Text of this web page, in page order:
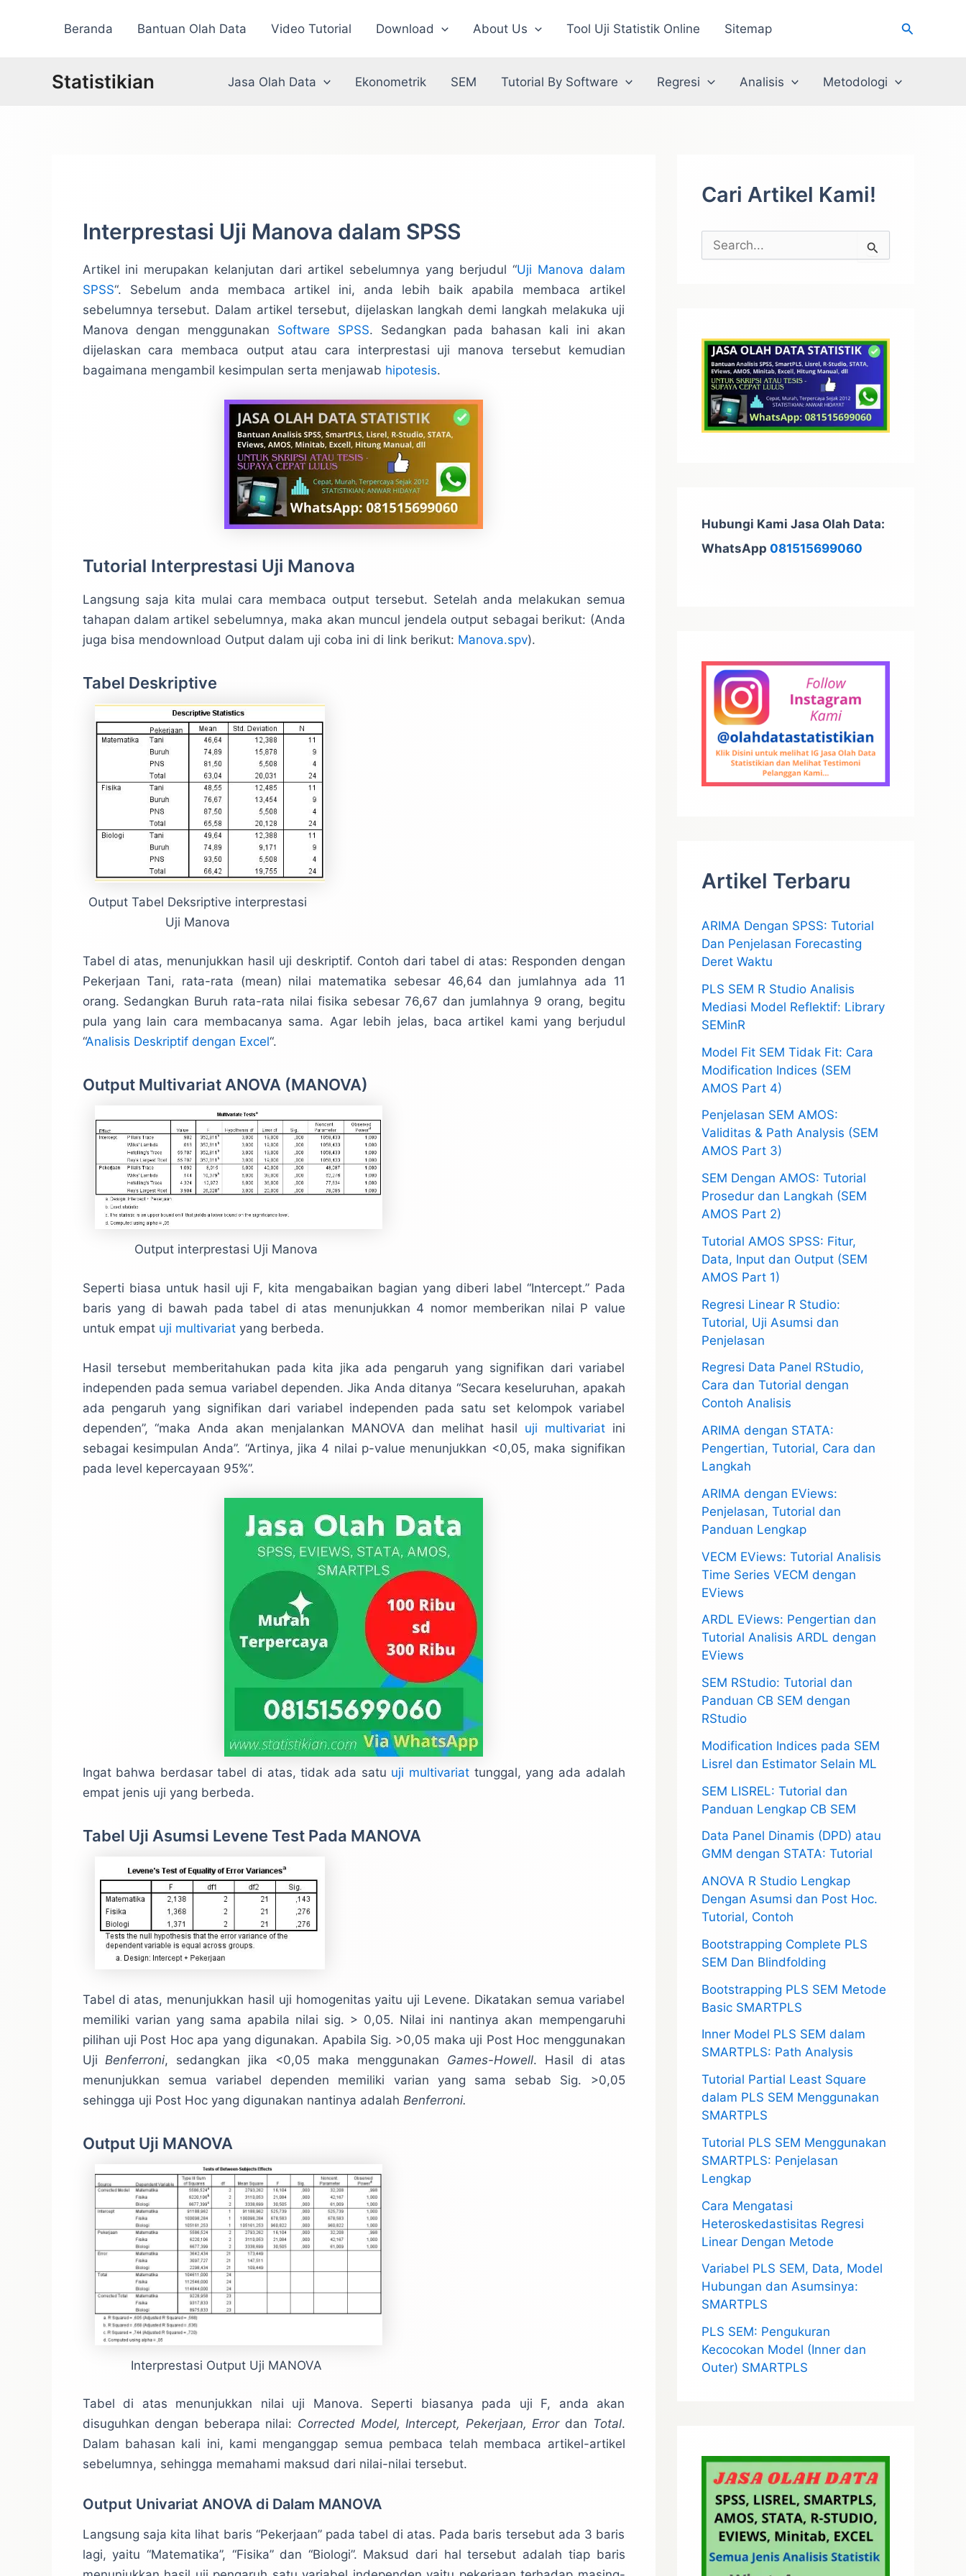
Beranda Bantuan Olah Data Video Tutorial Download About Us Tool Uji Statistik Online Sitemap Cari
Statistikian Jasa Olah Data Ekonometrik SEM Tutorial By Software Regresi Analisis Metodologi
Interprestasi Uji Manova dalam SPSS
Artikel ini merupakan kelanjutan dari artikel sebelumnya yang berjudul “Uji Manova dalam
SPSS“. Sebelum anda membaca artikel ini, anda lebih baik apabila membaca artikel
sebelumnya tersebut. Dalam artikel tersebut, dijelaskan langkah demi langkah melakuka uji
Manova dengan menggunakan Software SPSS. Sedangkan pada bahasan kali ini akan
dijelaskan cara membaca output atau cara interprestasi uji manova tersebut kemudian
bagaimana mengambil kesimpulan serta menjawab hipotesis.
Tutorial Interprestasi Uji Manova
Langsung saja kita mulai cara membaca output tersebut. Setelah anda melakukan semua
tahapan dalam artikel sebelumnya, maka akan muncul jendela output sebagai berikut: (Anda
juga bisa mendownload Output dalam uji coba ini di link berikut: Manova.spv).
Tabel Deskriptive
Output Tabel Deksriptive interprestasi
Uji Manova
Tabel di atas, menunjukkan hasil uji deskriptif. Contoh dari tabel di atas: Responden dengan
Pekerjaan Tani, rata-rata (mean) nilai matematika sebesar 46,64 dan jumlahnya ada 11
orang. Sedangkan Buruh rata-rata nilai fisika sebesar 76,67 dan jumlahnya 9 orang, begitu
pula yang lain cara membacanya sama. Agar lebih jelas, baca artikel kami yang berjudul
“Analisis Deskriptif dengan Excel“.
Output Multivariat ANOVA (MANOVA)
Output interprestasi Uji Manova
Seperti biasa untuk hasil uji F, kita mengabaikan bagian yang diberi label “Intercept.” Pada
baris yang di bawah pada tabel di atas menunjukkan 4 nomor memberikan nilai P value
untuk empat uji multivariatyang berbeda.
Hasil tersebut memberitahukan pada kita jika ada pengaruh yang signifikan dari variabel
independen pada semua variabel dependen. Jika Anda ditanya “Secara keseluruhan, apakah
ada pengaruh yang signifikan dari variabel independen pada satu set kelompok variabel
dependen”, “maka Anda akan menjalankan MANOVA dan melihat hasil uji multivariatini
sebagai kesimpulan Anda”. “Artinya, jika 4 nilai p-value menunjukkan <0,05, maka signifikan
pada level kepercayaan 95%”.
Ingat bahwa berdasar tabel di atas, tidak ada satu uji multivariattunggal, yang ada adalah
empat jenis uji yang berbeda.
Tabel Uji Asumsi Levene Test Pada MANOVA
Tabel di atas, menunjukkan hasil uji homogenitas yaitu uji Levene. Dikatakan semua variabel
memiliki varian yang sama apabila nilai sig. > 0,05. Nilai ini nantinya akan mempengaruhi
pilihan uji Post Hoc apa yang digunakan. Apabila Sig. >0,05 maka uji Post Hoc menggunakan
Uji Benferroni, sedangkan jika <0,05 maka menggunakan Games-Howell. Hasil di atas
menunjukkan semua variabel dependen memiliki varian yang sama sebab Sig. >0,05
sehingga uji Post Hoc yang digunakan nantinya adalah Benferroni.
Output Uji MANOVA
Interprestasi Output Uji MANOVA
Tabel di atas menunjukkan nilai uji Manova. Seperti biasanya pada uji F, anda akan
disuguhkan dengan beberapa nilai: Corrected Model, Intercept, Pekerjaan, Error dan Total.
Dalam bahasan kali ini, kami menganggap semua pembaca telah membaca artikel-artikel
sebelumnya, sehingga memahami maksud dari nilai-nilai tersebut.
Output Univariat ANOVA di Dalam MANOVA
Langsung saja kita lihat baris “Pekerjaan” pada tabel di atas. Pada baris tersebut ada 3 baris
lagi, yaitu “Matematika”, “Fisika” dan “Biologi”. Maksud dari hal tersebut adalah tiap baris
Cari Artikel Kami!
u
Hubungi Kami Jasa Olah Data:
WhatsApp 081515699060
Artikel Terbaru
ARIMA Dengan SPSS: Tutorial
Dan Penjelasan Forecasting
Deret Waktu
PLS SEM R Studio Analisis
Mediasi Model Reflektif: Library
SEMinR
Model Fit SEM Tidak Fit: Cara
Modification Indices (SEM
AMOS Part 4)
Penjelasan SEM AMOS:
Validitas & Path Analysis (SEM
AMOS Part 3)
SEM Dengan AMOS: Tutorial
Prosedur dan Langkah (SEM
AMOS Part 2)
Tutorial AMOS SPSS: Fitur,
Data, Input dan Output (SEM
AMOS Part 1)
Regresi Linear R Studio:
Tutorial, Uji Asumsi dan
Penjelasan
Regresi Data Panel RStudio,
Cara dan Tutorial dengan
Contoh Analisis
ARIMA dengan STATA:
Pengertian, Tutorial, Cara dan
Langkah
ARIMA dengan EViews:
Penjelasan, Tutorial dan
Panduan Lengkap
VECM EViews: Tutorial Analisis
Time Series VECM dengan
EViews
ARDL EViews: Pengertian dan
Tutorial Analisis ARDL dengan
EViews
SEM RStudio: Tutorial dan
Panduan CB SEM dengan
RStudio
Modification Indices pada SEM
Lisrel dan Estimator Selain ML
SEM LISREL: Tutorial dan
Panduan Lengkap CB SEM
Data Panel Dinamis (DPD) atau
GMM dengan STATA: Tutorial
ANOVA R Studio Lengkap
Dengan Asumsi dan Post Hoc.
Tutorial, Contoh
Bootstrapping Complete PLS
SEM Dan Blindfolding
Bootstrapping PLS SEM Metode
Basic SMARTPLS
Inner Model PLS SEM dalam
SMARTPLS: Path Analysis
Tutorial Partial Least Square
dalam PLS SEM Menggunakan
SMARTPLS
Tutorial PLS SEM Menggunakan
SMARTPLS: Penjelasan
Lengkap
Cara Mengatasi
Heteroskedastisitas Regresi
Linear Dengan Metode
Variabel PLS SEM, Data, Model
Hubungan dan Asumsinya:
SMARTPLS
PLS SEM: Pengukuran
Kecocokan Model (Inner dan
Outer) SMARTPLS